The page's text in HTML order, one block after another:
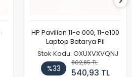
HP Pavilion 11-e 000, 11-e100
Laptop Batarya Pil
Stok Kodu: OXUXVXVQNJ
%33
802,85 TL
540,93 TL